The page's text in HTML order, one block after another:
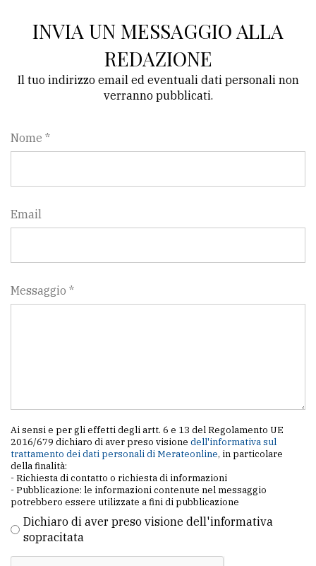
INVIA UN MESSAGGIO ALLA
REDAZIONE
Il tuo indirizzo email ed eventuali dati personali non
verranno pubblicati.
Nome *
Email
Messaggio *
Ai sensi e per gli effetti degli artt. 6 e 13 del Regolamento UE
2016/679 dichiaro di aver preso visione dell'informativa sul
trattamento dei dati personali di Merateonline, in particolare
della finalità:
- Richiesta di contatto o richiesta di informazioni
- Pubblicazione: le informazioni contenute nel messaggio
potrebbero essere utilizzate a fini di pubblicazione
Dichiaro di aver preso visione dell'informativa
sopracitata